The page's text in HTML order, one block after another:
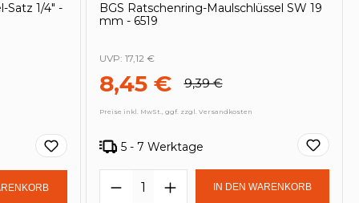
um die Anzahl zu erhöhen
oder benutze die Schaltflächen
Satz 1/4" -
den gewünschten Wert ein oder
BGS Ratschenring-Maulschlüssel SW 19
mm - 6519
8,45 € 9,39 €
UVP: 17,12 €
Preise inkl. MwSt., ggf. zzgl. Versandkosten
5 - 7 Werktage
Produkt Anzahl: Gib den
IN DEN WARENKORB